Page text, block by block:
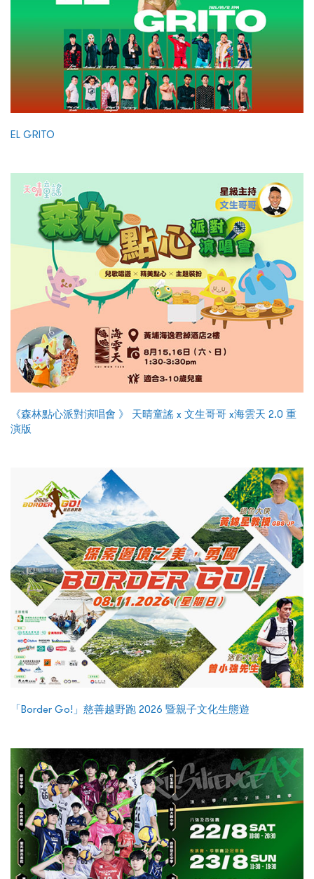
EL GRITO
《森林點心派對演唱會 》 天晴童謠 x 文生哥哥 x海雲天 2.0 重
演版
「Border Go!」慈善越野跑 2026 暨親子文化生態遊